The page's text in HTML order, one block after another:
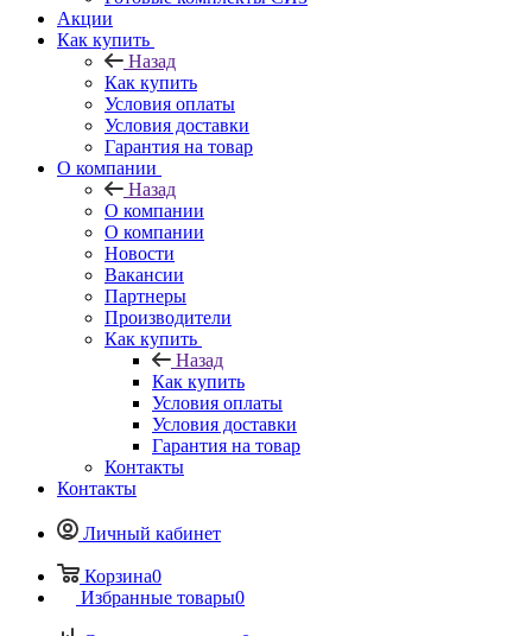
Акции
Как купить
Назад
Как купить
Условия оплаты
Условия доставки
Гарантия на товар
О компании
Назад
О компании
О компании
Новости
Вакансии
Партнеры
Производители
Как купить
Назад
Как купить
Условия оплаты
Условия доставки
Гарантия на товар
Контакты
Контакты
Личный кабинет
Корзина0
Избранные товары0